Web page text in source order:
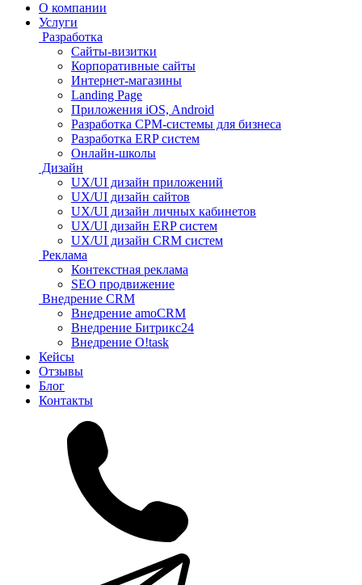
О компании
Услуги
Разработка
Сайты-визитки
Корпоративные сайты
Интернет-магазины
Landing Page
Приложения iOS, Android
Разработка СРМ-системы для бизнеса
Разработка ERP систем
Онлайн-школы
Дизайн
UX/UI дизайн приложений
UX/UI дизайн сайтов
UX/UI дизайн личных кабинетов
UX/UI дизайн ERP систем
UX/UI дизайн CRM систем
Реклама
Контекстная реклама
SEO продвижение
Внедрение CRM
Внедрение amoCRM
Внедрение Битрикс24
Внедрение O!task
Кейсы
Отзывы
Блог
Контакты